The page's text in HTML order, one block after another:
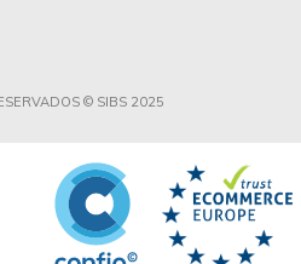
© SIBS 2025